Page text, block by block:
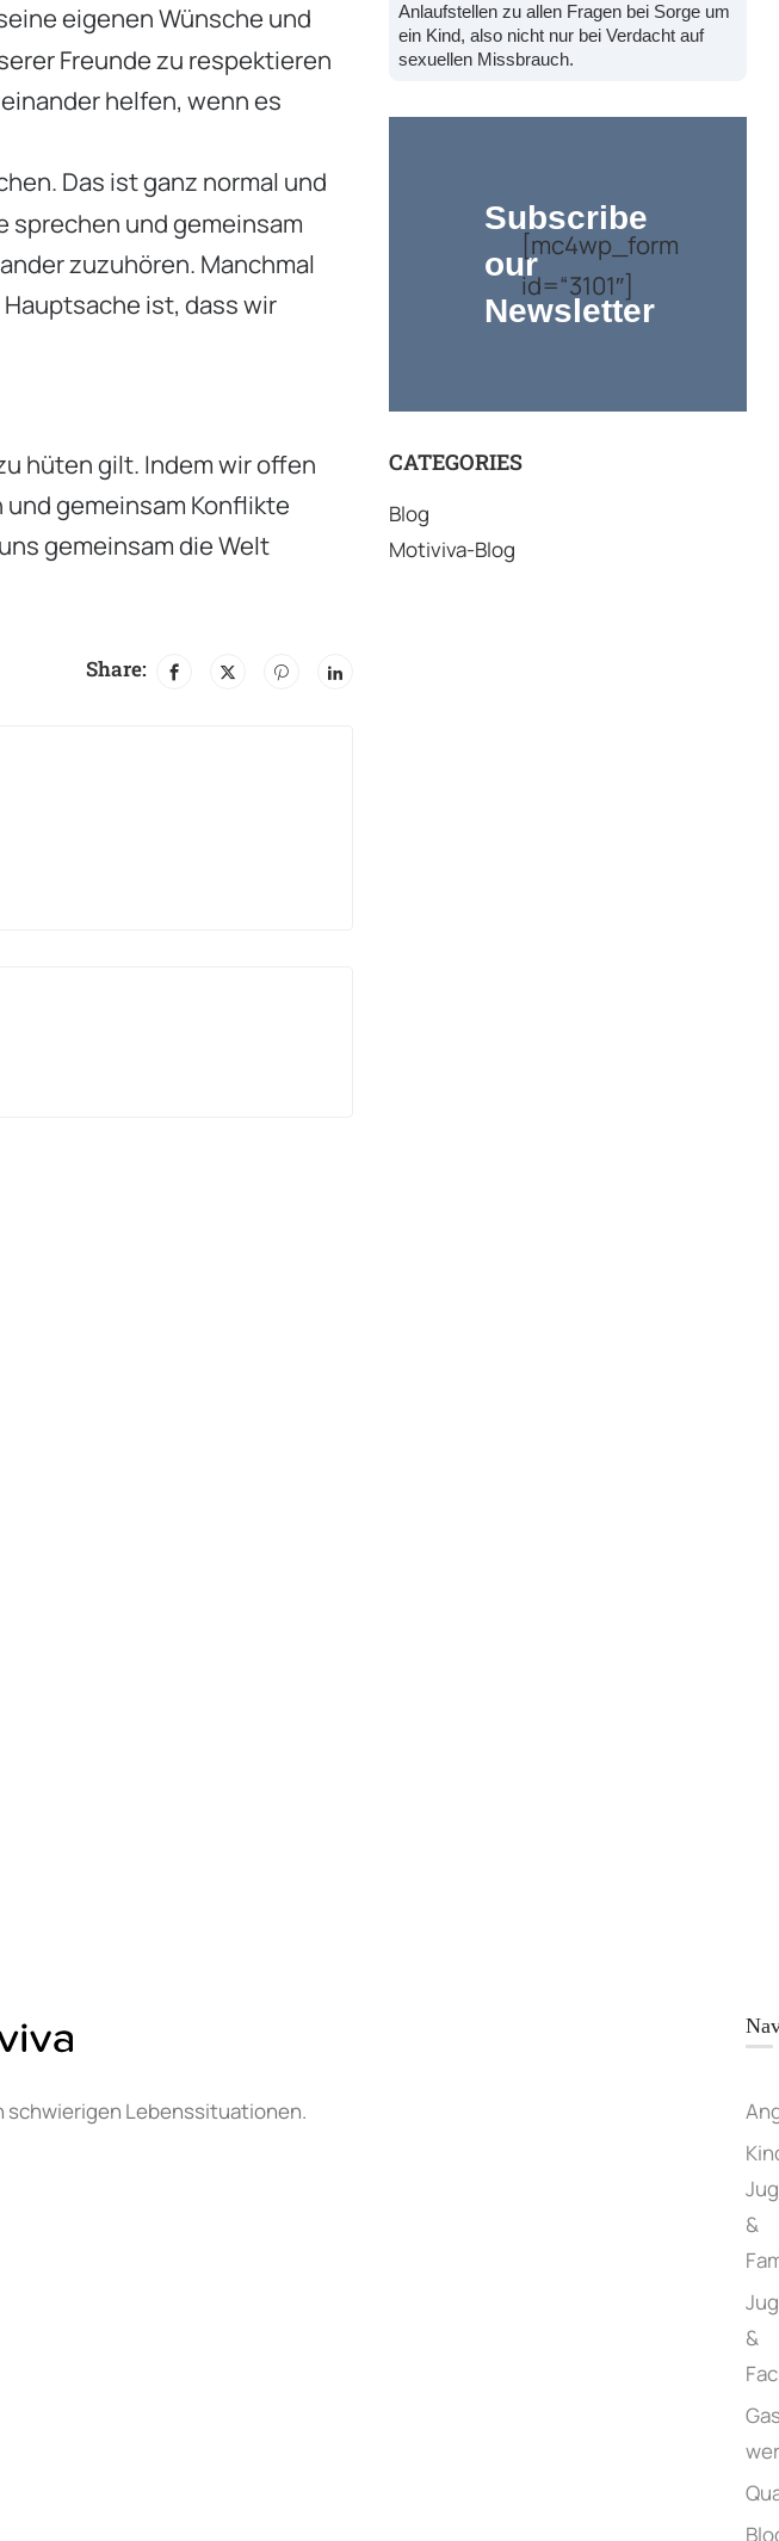
eigenen Wünsche und
Freunde zu respektieren
helfen, wenn es
Das ist ganz normal und
sprechen und gemeinsam
zuzuhören. Manchmal
ist, dass wir
hüten gilt. Indem wir offen
gemeinsam Konflikte
gemeinsam die Welt
Share:
Anlaufstellen zu allen Fragen bei Sorge um
ein Kind, also nicht nur bei Verdacht auf
sexuellen Missbrauch.
Subscribe
our
Newsletter
[mc4wp_form
id=“3101″]
CATEGORIES
Blog
Motiviva-Blog
schwierigen Lebenssituationen.
&
&